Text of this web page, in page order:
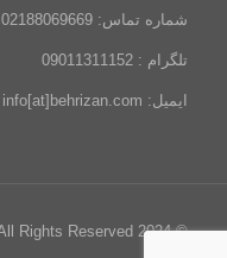
شماره تماس: 02188069669
تلگرام : 09011311152
ایمیل: info[at]behrizan.com
© 2024 Behrizan. All Rights Reserved.